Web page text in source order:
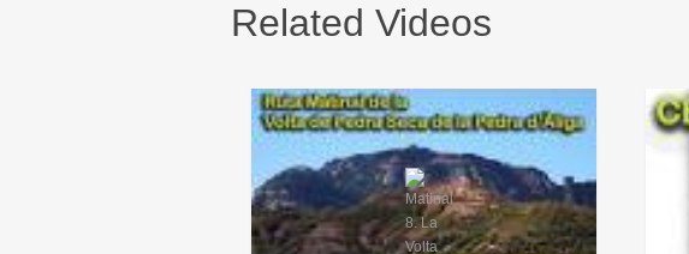
Related Videos